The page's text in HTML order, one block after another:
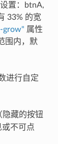
置：btnA,
33% 的宽
grow" 属性
围内，默
进行自定
隐藏的按钮
不可点